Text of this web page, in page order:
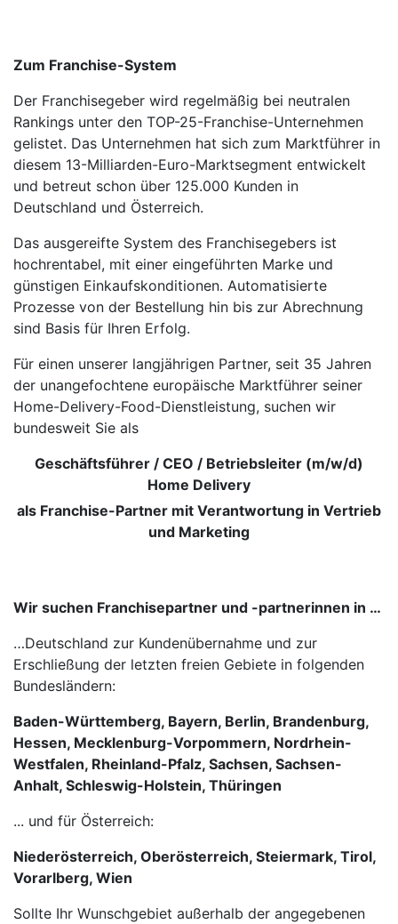
Zum Franchise-System
Der Franchisegeber wird regelmäßig bei neutralen
Rankings unter den TOP-25-Franchise-Unter­nehmen
gelistet. Das Unter­nehmen hat sich zum Marktführer in
diesem 13-Milliarden-Euro-Markt­segment entwickelt
und betreut schon über 125.000 Kunden in
Deutschland und Österreich.
Das ausgereifte System des Franchisegebers ist
hochrentabel, mit einer eingeführten Marke und
günstigen Einkaufskonditionen. Automatisierte
Prozesse von der Bestellung hin bis zur Abrechnung
sind Basis für Ihren Erfolg.
Für einen unserer langjährigen Partner, seit 35 Jahren
der unangefochtene europäische Marktführer seiner
Home-Delivery-Food-Dienstleistung, suchen wir
bundesweit Sie als
Geschäftsführer / CEO / Betriebsleiter (m/w/d)
Home Delivery
als Franchise-Partner mit Verantwortung in Vertrieb
und Marketing
Wir suchen Franchisepartner und -partnerinnen in …
…Deutschland zur Kundenübernahme und zur
Erschließung der letzten freien Gebiete in folgenden
Bundesländern:
Baden-Württemberg, Bayern, Berlin, Brandenburg,
Hessen, Mecklenburg-Vorpommern, Nordrhein-
Westfalen, Rheinland-Pfalz, Sachsen, Sachsen-
Anhalt, Schleswig-Holstein, Thüringen
... und für Österreich:
Niederösterreich, Oberösterreich, Steiermark, Tirol,
Vorarlberg, Wien
Sollte Ihr Wunschgebiet außerhalb der angegebenen